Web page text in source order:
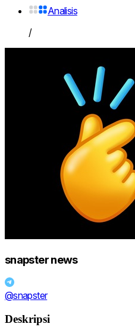
Analisis
/
snapster news
@snapster
Deskripsi